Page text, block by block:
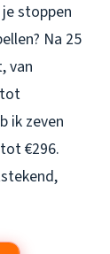
stoppen
Na 25
van
ik zeven
€296.